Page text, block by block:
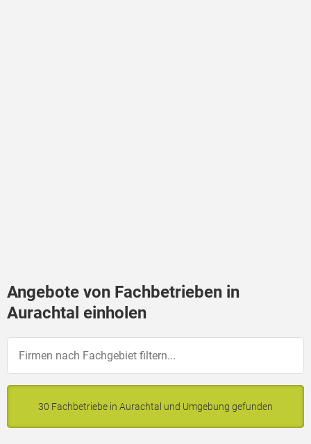
Angebote von Fachbetrieben in
Aurachtal einholen
30 Fachbetriebe in Aurachtal und Umgebung gefunden